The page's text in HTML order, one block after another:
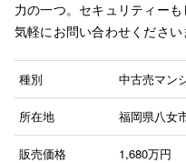
力の一つ。セキュリティー
気軽にお問い合わせください
種別 中古売マン
所在地 福岡県八女
販売価格 1,680万円